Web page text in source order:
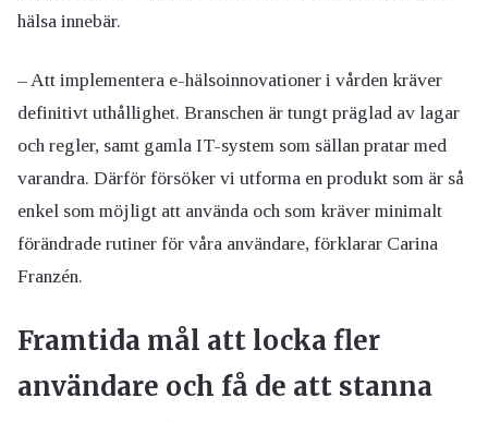
hälsa innebär.
– Att implementera e-hälsoinnovationer i vården kräver
definitivt uthållighet. Branschen är tungt präglad av lagar
och regler, samt gamla IT-system som sällan pratar med
varandra. Därför försöker vi utforma en produkt som är så
enkel som möjligt att använda och som kräver minimalt
förändrade rutiner för våra användare, förklarar Carina
Franzén.
Framtida mål att locka fler
användare och få de att stanna